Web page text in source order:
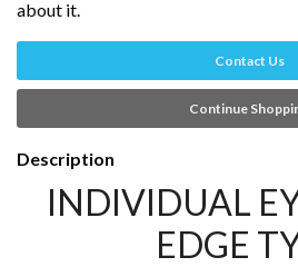
about it.
Contact Us
Continue
Description
INDIVIDUAL
EDGE